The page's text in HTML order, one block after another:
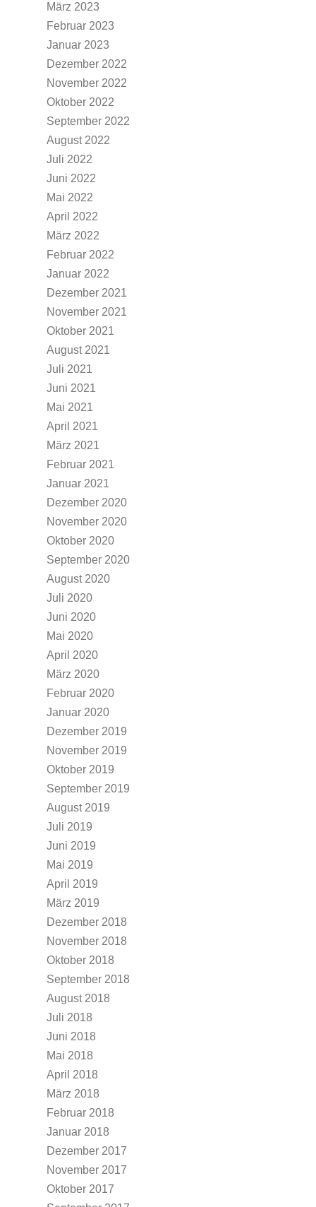
März 2023
Februar 2023
Januar 2023
Dezember 2022
November 2022
Oktober 2022
September 2022
August 2022
Juli 2022
Juni 2022
Mai 2022
April 2022
März 2022
Februar 2022
Januar 2022
Dezember 2021
November 2021
Oktober 2021
August 2021
Juli 2021
Juni 2021
Mai 2021
April 2021
März 2021
Februar 2021
Januar 2021
Dezember 2020
November 2020
Oktober 2020
September 2020
August 2020
Juli 2020
Juni 2020
Mai 2020
April 2020
März 2020
Februar 2020
Januar 2020
Dezember 2019
November 2019
Oktober 2019
September 2019
August 2019
Juli 2019
Juni 2019
Mai 2019
April 2019
März 2019
Dezember 2018
November 2018
Oktober 2018
September 2018
August 2018
Juli 2018
Juni 2018
Mai 2018
April 2018
März 2018
Februar 2018
Januar 2018
Dezember 2017
November 2017
Oktober 2017